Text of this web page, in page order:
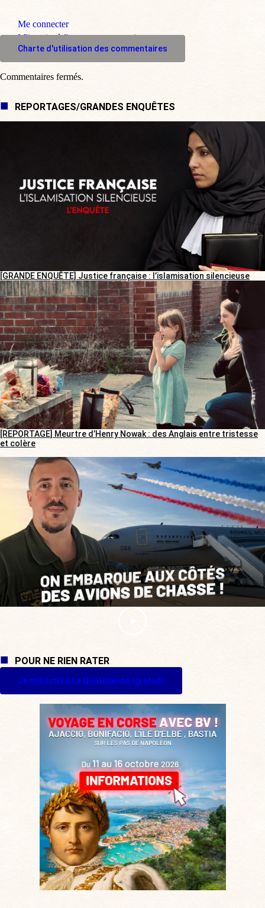
Me connecter
M'inscrire à l'espace commentaire
Charte d'utilisation des commentaires
Commentaires fermés.
REPORTAGES/GRANDES ENQUÊTES
[GRANDE ENQUÊTE] Justice française : l’islamisation silencieuse
[REPORTAGE] Meurtre d’Henry Nowak : des Anglais entre tristesse
et colère
POUR NE RIEN RATER
Je m'inscris à La Quotidienne (gratuit)